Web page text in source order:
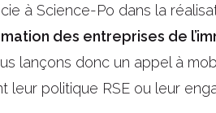
à Science-Po dans la
des entreprises de
lançons donc un appel à
politique RSE ou leur